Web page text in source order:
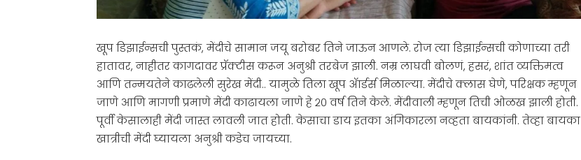
खूप डिझाईन्सची पुस्तकं, मेंदीचे सामान जयू बरोबर तिने जाऊन आणले. रोज त्या डिझाईन्सची कोणाच्या तरी
हातावर, नाहीतर कागदावर प्रॅक्टीस करून अनुश्री तरबेज झाली. नम्र लाघवी बोलणं, हसरं, शांत व्यक्तिमत्व
आणि तन्मयतेने काढलेली सुरेख मेंदी.. यामुळे तिला खूप ॲार्डर्स मिळाल्या. मेंदीचे क्लास घेणे, परिक्षक म्हणून
जाणे आणि मागणी प्रमाणे मेंदी काढायला जाणे हे २० वर्ष तिने केले. मेंदीवाली म्हणून तिची ओळख झाली होती.
पूर्वी केसालाही मेंदी जास्त लावली जात होती. केसाचा डाय इतका अंगिकारला नव्हता बायकांनी. तेव्हा बायका
खात्रीची मेंदी घ्यायला अनुश्री कडेच जायच्या.